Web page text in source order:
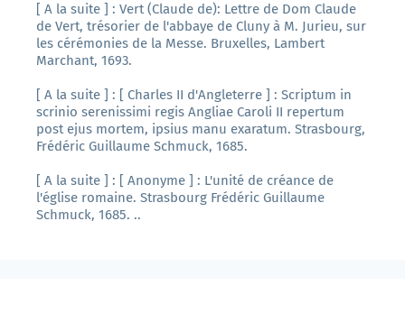
[ A la suite ] : Vert (Claude de): Lettre de Dom Claude
de Vert, trésorier de l'abbaye de Cluny à M. Jurieu, sur
les cérémonies de la Messe. Bruxelles, Lambert
Marchant, 1693.
[ A la suite ] : [ Charles II d'Angleterre ] : Scriptum in
scrinio serenissimi regis Angliae Caroli II repertum
post ejus mortem, ipsius manu exaratum. Strasbourg,
Frédéric Guillaume Schmuck, 1685.
[ A la suite ] : [ Anonyme ] : L'unité de créance de
l'église romaine. Strasbourg Frédéric Guillaume
Schmuck, 1685. ..